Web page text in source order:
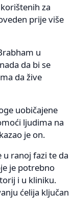
za
prije više
u
da bi se
da žive
uobičajene
ljudima na
je on.
u ranoj fazi te da
je potrebno
i u kliniku.
ćelija ključan